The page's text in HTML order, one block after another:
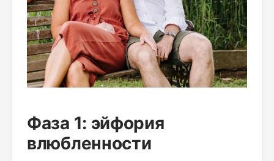
Фаза 1: эйфория
влюбленности